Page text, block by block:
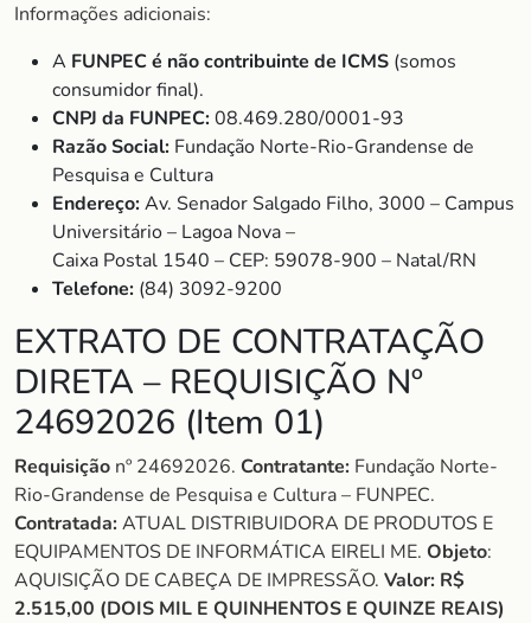
Informações adicionais:
A FUNPEC é não contribuinte de ICMS (somos
consumidor final).
CNPJ da FUNPEC:08.469.280/0001-93
Razão Social: Fundação Norte-Rio-Grandense de
Pesquisa e Cultura
Endereço:Av. Senador Salgado Filho, 3000 – Campus
Universitário – Lagoa Nova –
Caixa Postal 1540 – CEP: 59078-900 – Natal/RN
Telefone: (84) 3092-9200
EXTRATO DE CONTRATAÇÃO
DIRETA – REQUISIÇÃO Nº
24692026 (Item 01)
Requisição nº 24692026. Contratante: Fundação Norte-
Rio-Grandense de Pesquisa e Cultura – FUNPEC.
Contratada:ATUAL DISTRIBUIDORA DE PRODUTOS E
EQUIPAMENTOS DE INFORMÁTICA EIRELI ME. Objeto:
AQUISIÇÃO DE CABEÇA DE IMPRESSÃO. Valor: R$
2.515,00 (DOIS MIL E QUINHENTOS E QUINZE REAIS)